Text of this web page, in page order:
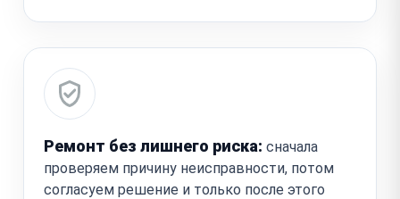
Ремонт без лишнего риска: сначала
проверяем причину неисправности, потом
согласуем решение и только после этого